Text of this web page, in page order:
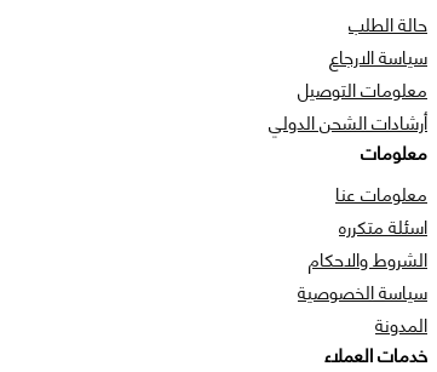
حالة الطلب
سياسة الارجاع
معلومات التوصيل
أرشادات الشحن الدولي
معلومات
معلومات عنا
اسئلة متكرره
الشروط والاحكام
سياسة الخصوصية
المدونة
خدمات العملاء